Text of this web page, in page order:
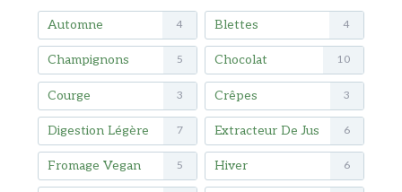
Automne 4 Blettes 4
Champignons 5 Chocolat 10
Courge 3 Crêpes 3
Digestion Légère 7 Extracteur De Jus 6
Fromage Vegan 5 Hiver 6